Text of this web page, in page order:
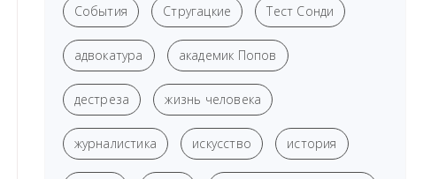
События Стругацкие Тест Сонди
адвокатура академик Попов
дестреза жизнь человека
журналистика искусство история